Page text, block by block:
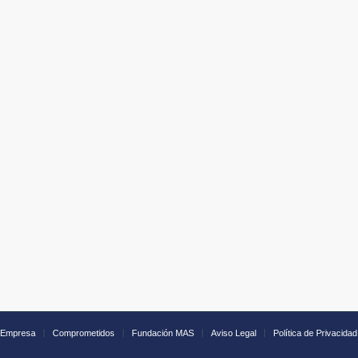
Empresa Comprometidos Fundación MAS Aviso Legal Política de Privacidad